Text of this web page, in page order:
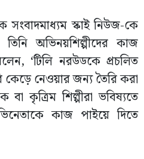
সংবাদমাধ্যম স্কাই নিউজ-কে
অভিনয়শিল্পীদের কাজ
‘টিলি নরউডকে প্রচলিত
কেড়ে নেওয়ার জন্য তৈরি করা
কৃত্রিম শিল্পীরা ভবিষ্যতে
কাজ পাইয়ে দিতে